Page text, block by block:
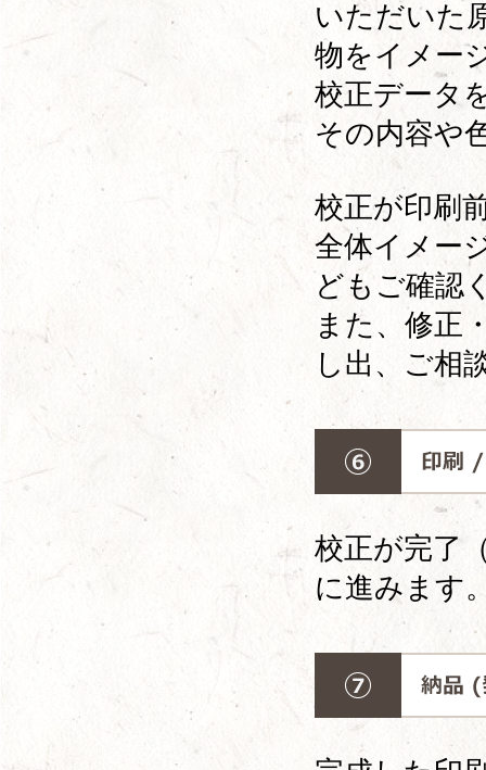
いただいた
物をイメー
校正データ
その内容や
校正が印刷
全体イメー
どもご確認
また、修正
し出、ご相
校正が完了
に進みます